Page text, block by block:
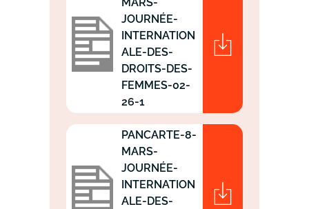
JOURNÉE-
INTERNATION
ALE-DES-
DROITS-DES-
FEMMES-02-
26-1
PANCARTE-8-
MARS-
JOURNÉE-
INTERNATION
ALE-DES-